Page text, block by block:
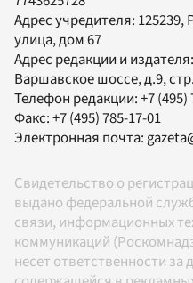
Адрес учредителя:
улица, дом 67
Адрес редакции и издателя:
Варшавское шоссе, д.9,
Телефон редакции:+7 (495)
Факс:+7 (495) 785-17-01
Электронная почта:
Свидетельство о
выдано федеральной
связи, информационных
коммуникаций
несет ответственности